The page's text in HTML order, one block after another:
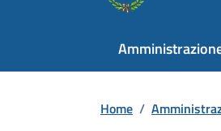
Home /